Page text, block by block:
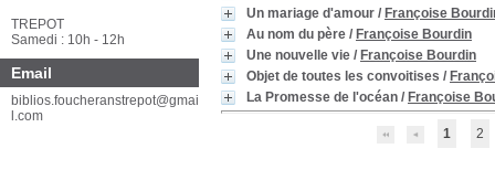
Mano a mano/Françoise Bourdin
Un mariage d'amour/Françoise
Au nom du père/Françoise Bourdin
Une nouvelle vie /Françoise Bourdin
Objet de toutes les convoitises/
La Promesse de l'océan/ Françoise
TREPOT
Samedi : 10h - 12h
Email
biblios.foucheranstrepot@gmai
l.com